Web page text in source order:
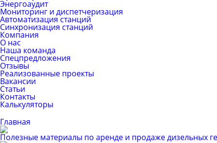
Энергоаудит
Мониторинг и диспетчеризация
Автоматизация станций
Синхронизация станций
Компания
О нас
Наша команда
Спецпредложения
Отзывы
Реализованные проекты
Вакансии
Статьи
Контакты
Калькуляторы
Главная
Полезные материалы по аренде и продаже дизельных